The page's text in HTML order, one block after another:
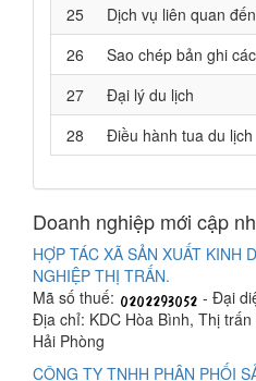
25
Dịch vụ liên quan
26
Sao chép bản ghi
27
Đại lý du lịch
28
Điều hành tua du lịch
Doanh nghiệp mới cập
HỢP TÁC XÃ SẢN XUẤT KINH
NGHIỆP THỊ TRẤN.
Mã số thuế:
- Đại
Địa chỉ: KDC Hòa Bình, Thị
Hải Phòng
CÔNG TY TNHH PHÂN PHỐI